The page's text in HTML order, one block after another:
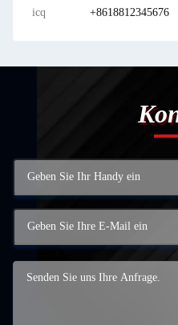
icq
+8618812345676